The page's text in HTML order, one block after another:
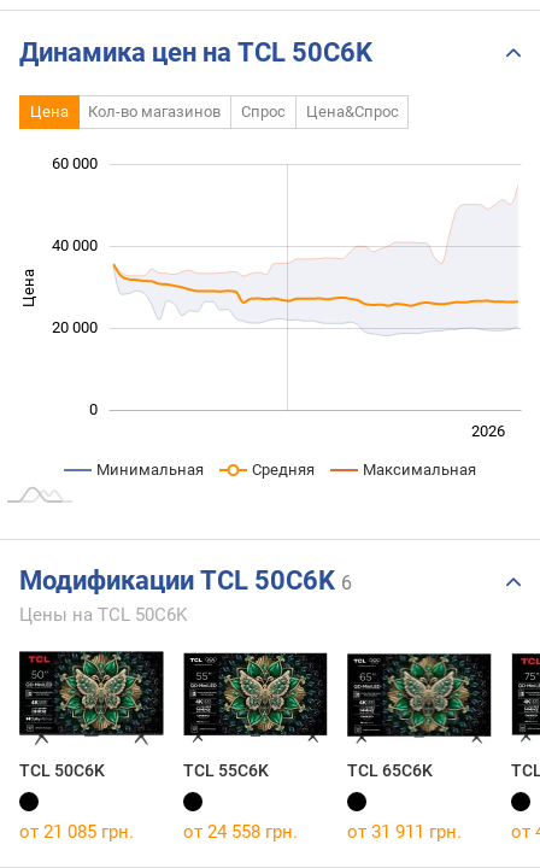
Динамика цен на TCL 50C6K
Цена Кол-во магазинов Спрос Цена&Спрос
Цена
0
20 000
40 000
60 000
2026
Минимальная Средняя Максимальная
Модификации TCL 50C6K 6
Цены на TCL 50C6K
TCL 50C6K TCL 55C6K TCL 65C6K
от 21 085 грн. от 24 558 грн. от 31 911 грн. от